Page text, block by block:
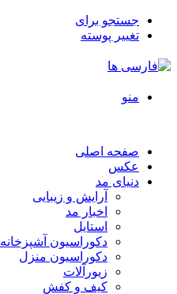
جستجو برای
تغییر پوسته
منو
صفحه اصلی
عکس
دنیای مد
آرایش و زیبایی
اخبار مد
استایل
دکوراسیون آشپزخانه
دکوراسیون منزل
زیورآلات
کیف و کفش